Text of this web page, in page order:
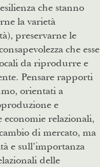
che stanno
la varietà
preservarne le
che esse
da riprodurre e
Pensare rapporti
orientati a
e
relazionali,
di mercato, ma
e sull’importanza
delle